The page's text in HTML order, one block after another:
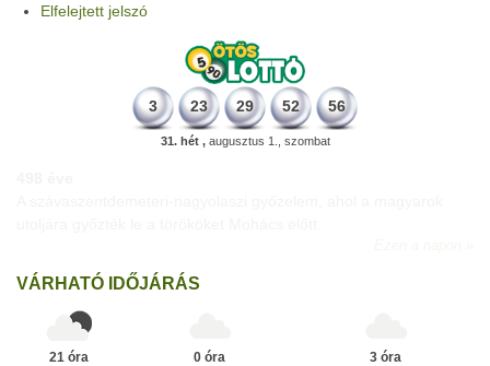
Elfelejtett jelszó
3 23 29 52 56
31. hét ,augusztus 1., szombat
VÁRHATÓ IDŐJÁRÁS
21 óra
0 óra
3 óra